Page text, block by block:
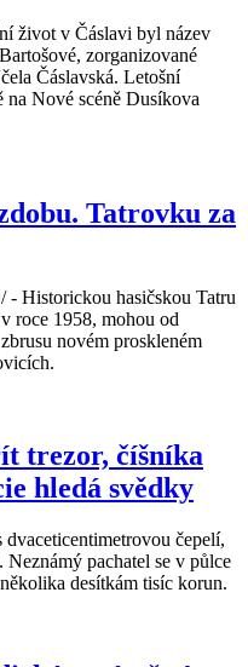
život v Čáslavi byl název
zorganizované
Čáslavská. Letošní
na Nové scéně Dusíkova
Tatrovku za
Historickou hasičskou Tatru
roce 1958, mohou od
novém proskleném
trezor, číšníka
hledá svědky
čepelí,
pachatel se v půlce
desítkám tisíc korun.